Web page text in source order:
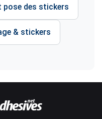
pose des stickers
& stickers